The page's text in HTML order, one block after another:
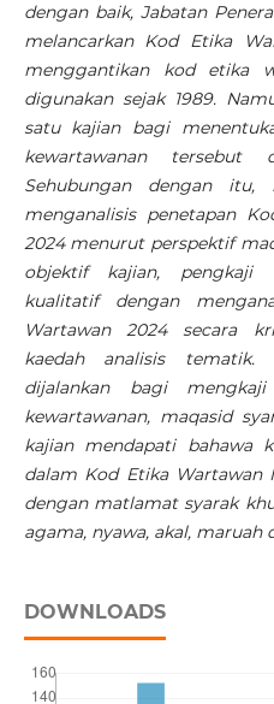
dengan baik, Jabatan
melancarkan Kod Etika
menggantikan kod etika
digunakan sejak 1989.
satu kajian bagi
kewartawanan tersebut
Sehubungan dengan
menganalisis penetapan
2024 menurut perspektif
objektif kajian, pengkaji
kualitatif dengan
Wartawan 2024 secara
kaedah analisis tematik.
dijalankan bagi
kewartawanan, maqasid
kajian mendapati bahawa
dalam Kod Etika Wartawan
dengan matlamat syarak
agama, nyawa, akal, maruah
DOWNLOADS